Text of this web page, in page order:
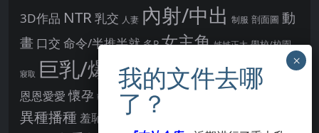
3D作品 NTR乳交 人妻 內射/中出 制服 剖面圖 動
畫 口交 命令/半推半就 多P 女主角 姊姊正太 學校/校園
寢取 巨乳/爆乳幻想 強制你播種 強制播種
恩恩愛愛 懷孕 戰鬥H 拘束 教育 男主角
異種播種 羞恥/恥辱 羞辱